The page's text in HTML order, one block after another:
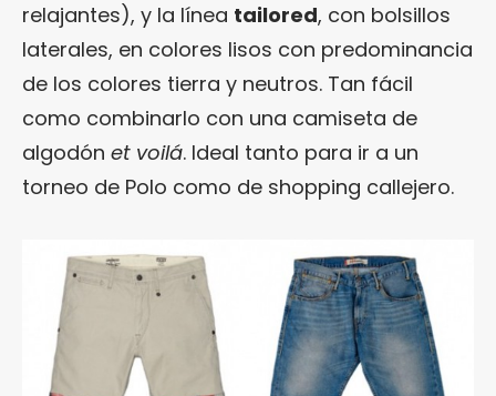
relajantes), y la línea tailored, con bolsillos
laterales, en colores lisos con predominancia
de los colores tierra y neutros. Tan fácil
como combinarlo con una camiseta de
algodón et voilá. Ideal tanto para ir a un
torneo de Polo como de shopping callejero.